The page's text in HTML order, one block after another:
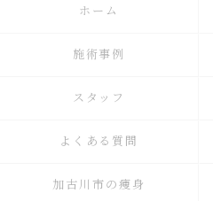
ホーム
施術事例
スタッフ
よくある質問
加古川市の痩身